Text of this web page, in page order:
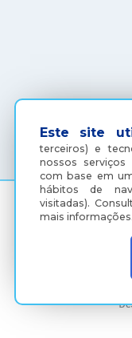
Este site
terceiros) e
nossos serviços
com base em
hábitos de
visitadas).
mais informações.